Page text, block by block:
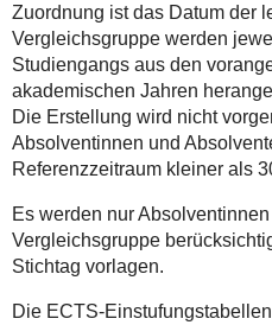
Zuordnung ist das Datum der
Vergleichsgruppe werden
Studiengangs aus den
akademischen Jahren
Die Erstellung wird nicht
Absolventinnen und
Referenzzeitraum kleiner als
Es werden nur
Vergleichsgruppe
Stichtag vorlagen.
Die ECTS-